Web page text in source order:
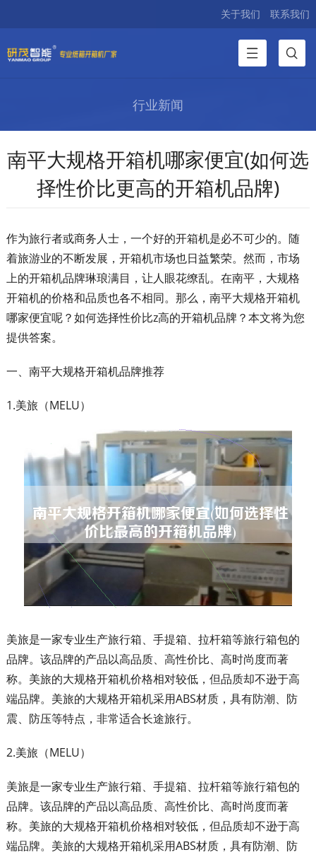
关于我们 联系我们
行业新闻
南平大规格开箱机哪家便宜(如何选
择性价比更高的开箱机品牌)
作为旅行者或商务人士，一个好的开箱机是必不可少的。随
着旅游业的不断发展，开箱机市场也日益繁荣。然而，市场
上的开箱机品牌琳琅满目，让人眼花缭乱。在南平，大规格
开箱机的价格和品质也各不相同。那么，南平大规格开箱机
哪家便宜呢？如何选择性价比z高的开箱机品牌？本文将为您
提供答案。
一、南平大规格开箱机品牌推荐
1.美旅（MELU）
美旅是一家专业生产旅行箱、手提箱、拉杆箱等旅行箱包的
品牌。该品牌的产品以高品质、高性价比、高时尚度而著
称。美旅的大规格开箱机价格相对较低，但品质却不逊于高
端品牌。美旅的大规格开箱机采用ABS材质，具有防潮、防
震、防压等特点，非常适合长途旅行。
2.美旅（MELU）
美旅是一家专业生产旅行箱、手提箱、拉杆箱等旅行箱包的
品牌。该品牌的产品以高品质、高性价比、高时尚度而著
称。美旅的大规格开箱机价格相对较低，但品质却不逊于高
端品牌。美旅的大规格开箱机采用ABS材质，具有防潮、防